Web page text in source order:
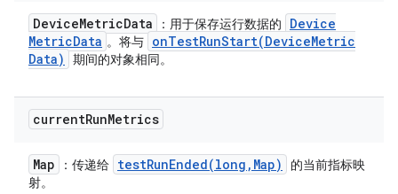
DeviceMetricData ：用于保存运行数据的
Device
MetricData 。将与 onTestRunStart(DeviceMetric
Data)
期间的对象相同。
currentRunMetrics
Map ：传递给 testRunEnded(long , Map)
的当前指标映
射。